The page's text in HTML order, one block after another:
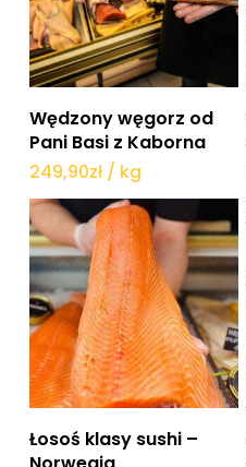
Dodaj do koszyka
Wędzony węgorz od
Pani Basi z Kaborna
249,90zł / kg
Dodaj do koszyka
Łosoś klasy sushi –